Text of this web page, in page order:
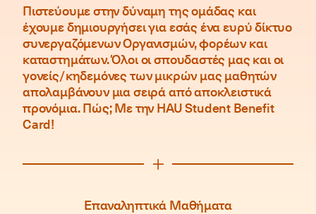
Πιστεύουμε στην δύναμη της ομάδας και
έχουμε δημιουργήσει για εσάς ένα ευρύ δίκτυο
συνεργαζόμενων Οργανισμών, φορέων και
καταστημάτων. Όλοι οι σπουδαστές μας και οι
γονείς/κηδεμόνες των μικρών μας μαθητών
απολαμβάνουν μια σειρά από αποκλειστικά
προνόμια. Πώς; Με την HAU Student Benefit
Card!
Επαναληπτικά Μαθήματα